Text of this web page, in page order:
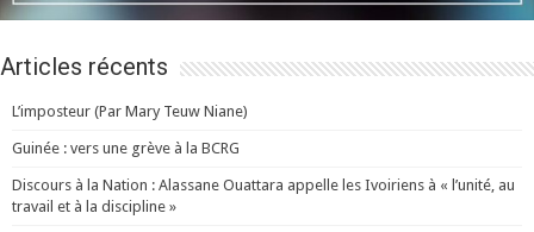
Articles récents
L’imposteur (Par Mary Teuw Niane)
Guinée : vers une grève à la BCRG
Discours à la Nation : Alassane Ouattara appelle les Ivoiriens à « l’unité, au
travail et à la discipline »